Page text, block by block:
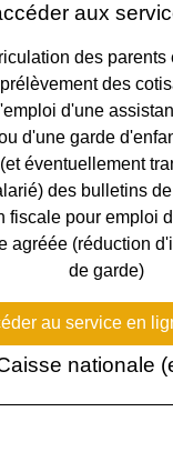
aux
des
des
d'une
d'une garde
éventuellement
des bulletins
fiscale pour emploi
agréée (réduction
de garde)
au service en
nationale